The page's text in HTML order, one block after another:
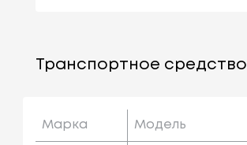
Транспортное средство
Марка Модель